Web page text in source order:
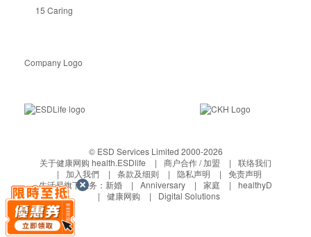
© ESD Services Limited 2000-2026
关于健康网购 health.ESDlife
商户合作 / 加盟
联络我们
加入我們
条款及细则 隐私声明
免责声明
生活易旗下业务： 新婚 Anniversary 家庭
healthyD
健康网购
Digital Solutions